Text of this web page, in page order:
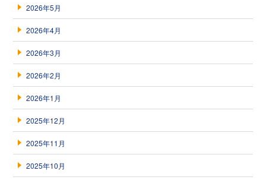
2026年5月
2026年4月
2026年3月
2026年2月
2026年1月
2025年12月
2025年11月
2025年10月